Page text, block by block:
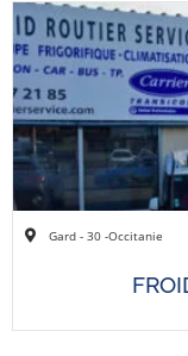
Gard - 30 -Occitanie